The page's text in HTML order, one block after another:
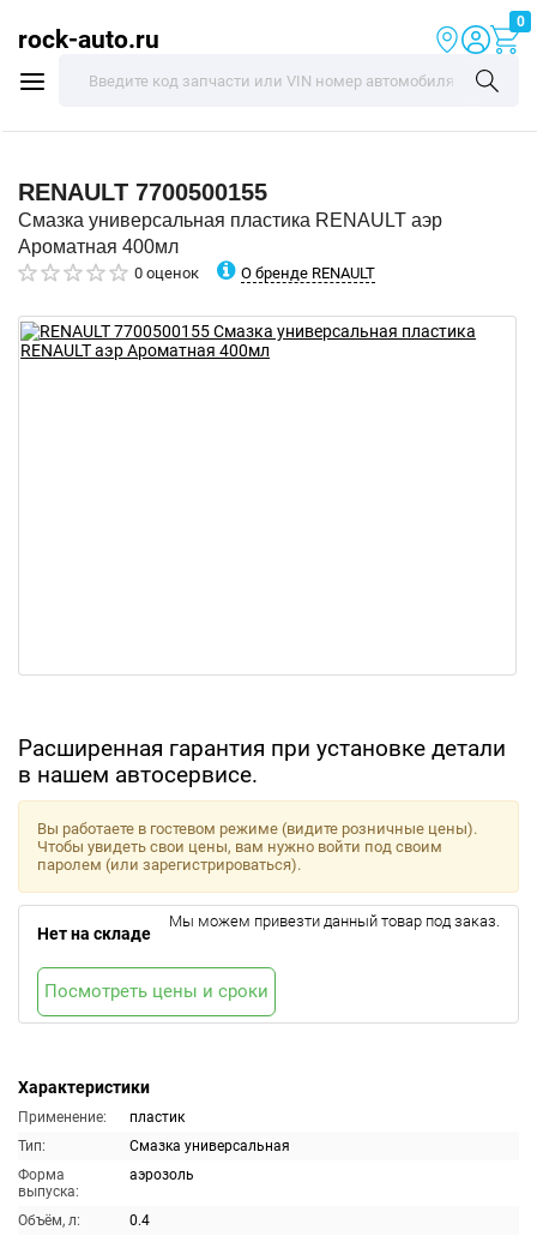
rock-auto.ru
0
RENAULT 7700500155
Смазка универсальная пластика RENAULT аэр
Ароматная 400мл
0 оценок О бренде RENAULT
Расширенная гарантия при установке детали
в нашем автосервисе.
Характеристики
Применение:
пластик
Тип:
Смазка универсальная
Форма
выпуска:
аэрозоль
Объём, л:
0.4
Вы работаете в гостевом режиме (видите розничные цены).
Чтобы увидеть свои цены, вам нужно войти под своим
паролем (или зарегистрироваться).
Нет на складе
Мы можем привезти данный товар под заказ.
Посмотреть цены и сроки